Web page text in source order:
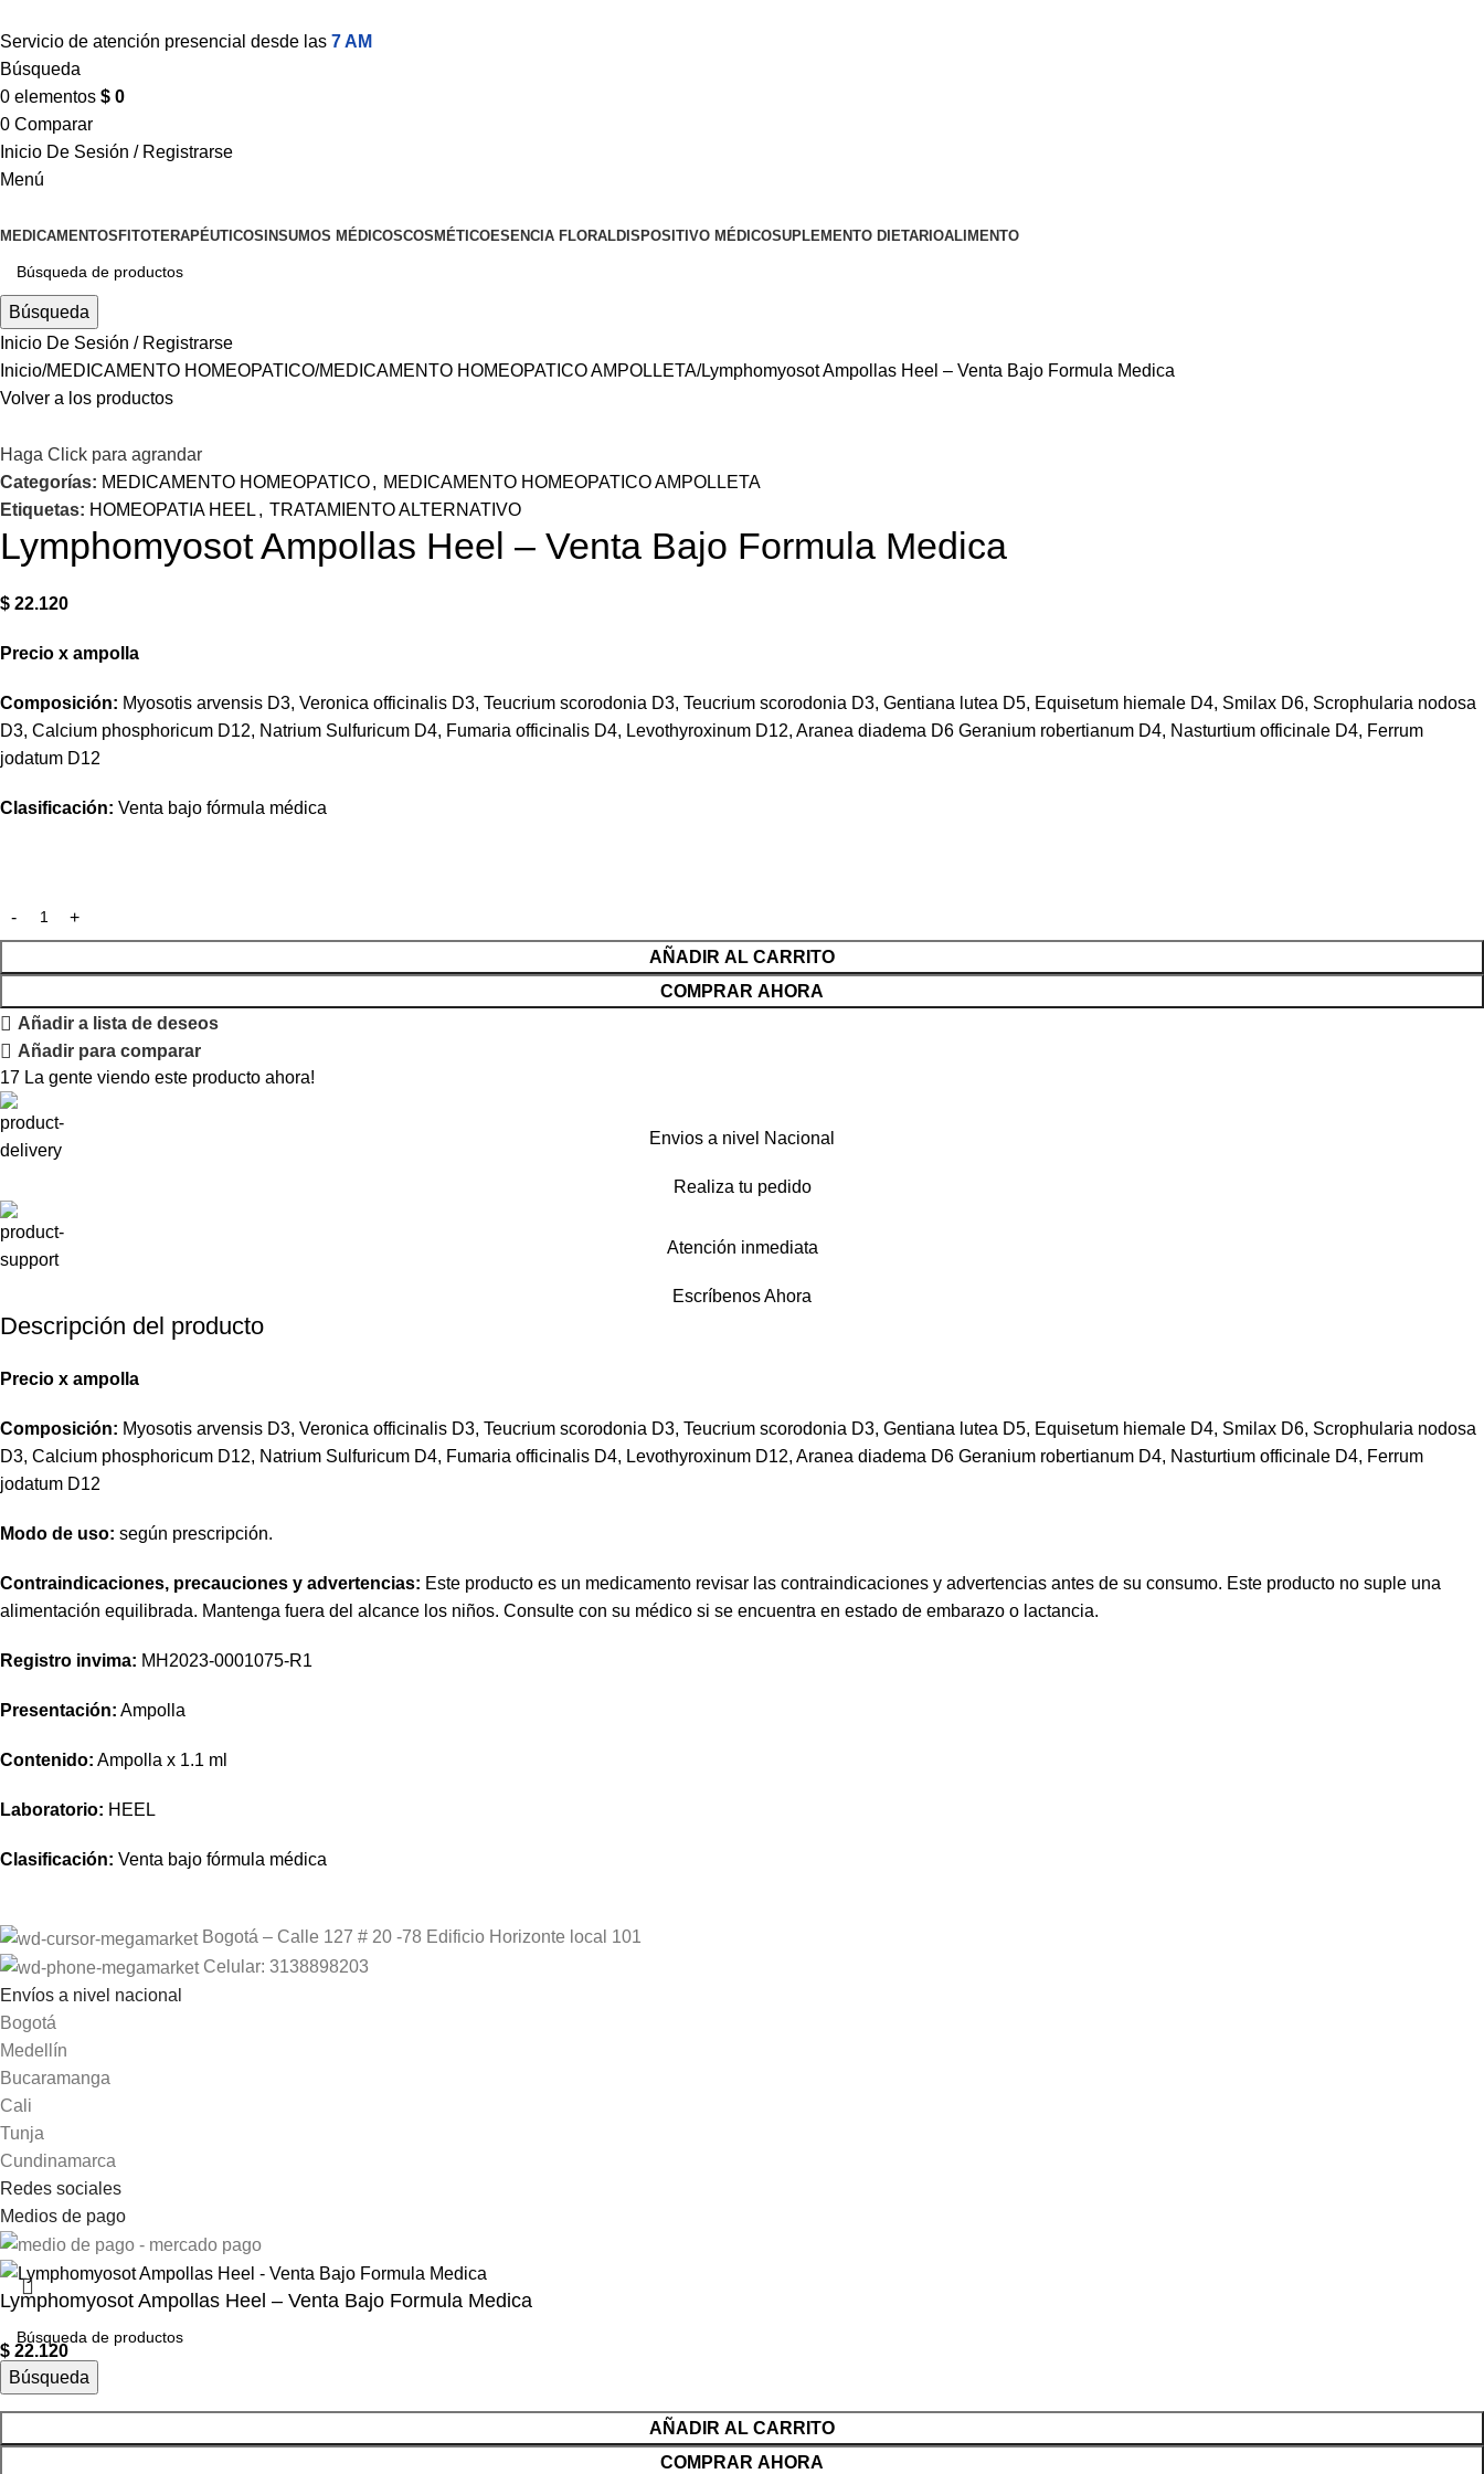
Servicio de atención presencial desde las 7 AM
Búsqueda
0 elementos $ 0
0 Comparar
Inicio De Sesión / Registrarse
Menú
MEDICAMENTOS FITOTERAPÉUTICOS INSUMOS MÉDICOSCOSMÉTICOESENCIA FLORALDISPOSITIVO MÉDICOSUPLEMENTO DIETARIOALIMENTO
Búsqueda
Inicio De Sesión / Registrarse
Inicio MEDICAMENTO HOMEOPATICO MEDICAMENTO HOMEOPATICO AMPOLLETA Lymphomyosot Ampollas Heel – Venta Bajo Formula Medica
Volver a los productos
Haga Click para agrandar
Categorías: MEDICAMENTO HOMEOPATICO, MEDICAMENTO HOMEOPATICO AMPOLLETA
Etiquetas: HOMEOPATIA HEEL , TRATAMIENTO ALTERNATIVO
Lymphomyosot Ampollas Heel – Venta Bajo Formula Medica
$ 22.120
Precio x ampolla
Composición: Myosotis arvensis D3, Veronica officinalis D3, Teucrium scorodonia D3, Teucrium scorodonia D3, Gentiana lutea D5, Equisetum hiemale D4, Smilax D6, Scrophularia nodosa
D3, Calcium phosphoricum D12, Natrium Sulfuricum D4, Fumaria officinalis D4, Levothyroxinum D12, Aranea diadema D6 Geranium robertianum D4, Nasturtium officinale D4, Ferrum
jodatum D12
Clasificación: Venta bajo fórmula médica
AÑADIR AL CARRITO
COMPRAR AHORA
Añadir a lista de deseos
Añadir para comparar
17 La gente viendo este producto ahora!
Envios a nivel Nacional
Realiza tu pedido
Atención inmediata
Escríbenos Ahora
Descripción del producto
Precio x ampolla
Composición: Myosotis arvensis D3, Veronica officinalis D3, Teucrium scorodonia D3, Teucrium scorodonia D3, Gentiana lutea D5, Equisetum hiemale D4, Smilax D6, Scrophularia nodosa
D3, Calcium phosphoricum D12, Natrium Sulfuricum D4, Fumaria officinalis D4, Levothyroxinum D12, Aranea diadema D6 Geranium robertianum D4, Nasturtium officinale D4, Ferrum
jodatum D12
Modo de uso: según prescripción.
Contraindicaciones, precauciones y advertencias: Este producto es un medicamento revisar las contraindicaciones y advertencias antes de su consumo. Este producto no suple una
alimentación equilibrada. Mantenga fuera del alcance los niños. Consulte con su médico si se encuentra en estado de embarazo o lactancia.
Registro invima: MH2023-0001075-R1
Presentación: Ampolla
Contenido: Ampolla x 1.1 ml
Laboratorio: HEEL
Clasificación: Venta bajo fórmula médica
Bogotá – Calle 127 # 20 -78 Edificio Horizonte local 101
Celular: 3138898203
Envíos a nivel nacional
Bogotá
Medellín
Bucaramanga
Cali
Tunja
Cundinamarca
Redes sociales
Medios de pago
Búsqueda
Lymphomyosot Ampollas Heel – Venta Bajo Formula Medica
$ 22.120
AÑADIR AL CARRITO
COMPRAR AHORA